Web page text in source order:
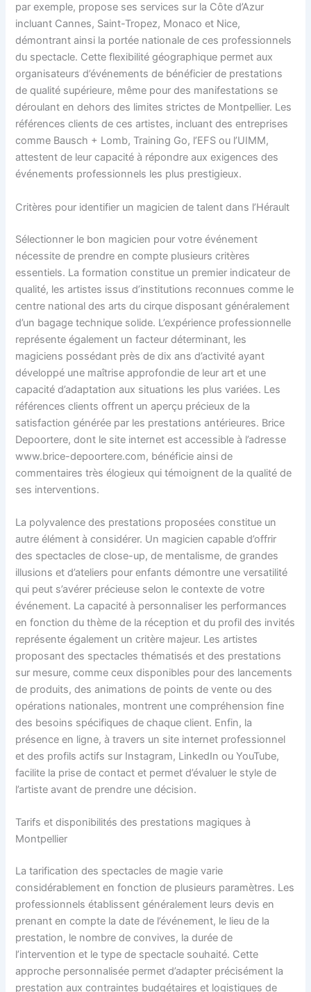
par exemple, propose ses services sur la Côte d’Azur
incluant Cannes, Saint-Tropez, Monaco et Nice,
démontrant ainsi la portée nationale de ces professionnels
du spectacle. Cette flexibilité géographique permet aux
organisateurs d’événements de bénéficier de prestations
de qualité supérieure, même pour des manifestations se
déroulant en dehors des limites strictes de Montpellier. Les
références clients de ces artistes, incluant des entreprises
comme Bausch + Lomb, Training Go, l’EFS ou l’UIMM,
attestent de leur capacité à répondre aux exigences des
événements professionnels les plus prestigieux.
Critères pour identifier un magicien de talent dans l’Hérault
Sélectionner le bon magicien pour votre événement
nécessite de prendre en compte plusieurs critères
essentiels. La formation constitue un premier indicateur de
qualité, les artistes issus d’institutions reconnues comme le
centre national des arts du cirque disposant généralement
d’un bagage technique solide. L’expérience professionnelle
représente également un facteur déterminant, les
magiciens possédant près de dix ans d’activité ayant
développé une maîtrise approfondie de leur art et une
capacité d’adaptation aux situations les plus variées. Les
références clients offrent un aperçu précieux de la
satisfaction générée par les prestations antérieures. Brice
Depoortere, dont le site internet est accessible à l’adresse
www.brice-depoortere.com, bénéficie ainsi de
commentaires très élogieux qui témoignent de la qualité de
ses interventions.
La polyvalence des prestations proposées constitue un
autre élément à considérer. Un magicien capable d’offrir
des spectacles de close-up, de mentalisme, de grandes
illusions et d’ateliers pour enfants démontre une versatilité
qui peut s’avérer précieuse selon le contexte de votre
événement. La capacité à personnaliser les performances
en fonction du thème de la réception et du profil des invités
représente également un critère majeur. Les artistes
proposant des spectacles thématisés et des prestations
sur mesure, comme ceux disponibles pour des lancements
de produits, des animations de points de vente ou des
opérations nationales, montrent une compréhension fine
des besoins spécifiques de chaque client. Enfin, la
présence en ligne, à travers un site internet professionnel
et des profils actifs sur Instagram, LinkedIn ou YouTube,
facilite la prise de contact et permet d’évaluer le style de
l’artiste avant de prendre une décision.
Tarifs et disponibilités des prestations magiques à
Montpellier
La tarification des spectacles de magie varie
considérablement en fonction de plusieurs paramètres. Les
professionnels établissent généralement leurs devis en
prenant en compte la date de l’événement, le lieu de la
prestation, le nombre de convives, la durée de
l’intervention et le type de spectacle souhaité. Cette
approche personnalisée permet d’adapter précisément la
prestation aux contraintes budgétaires et logistiques de